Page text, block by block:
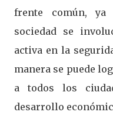
frente común,
sociedad se
activa en la
manera se puede
a todos los
desarrollo